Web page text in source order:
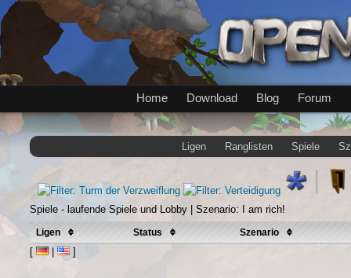
Home Download Blog Forum
Ligen Ranglisten Spiele
Spiele - laufende Spiele und Lobby | Szenario: I am rich!
Ligen Status Szenario
[ | ]